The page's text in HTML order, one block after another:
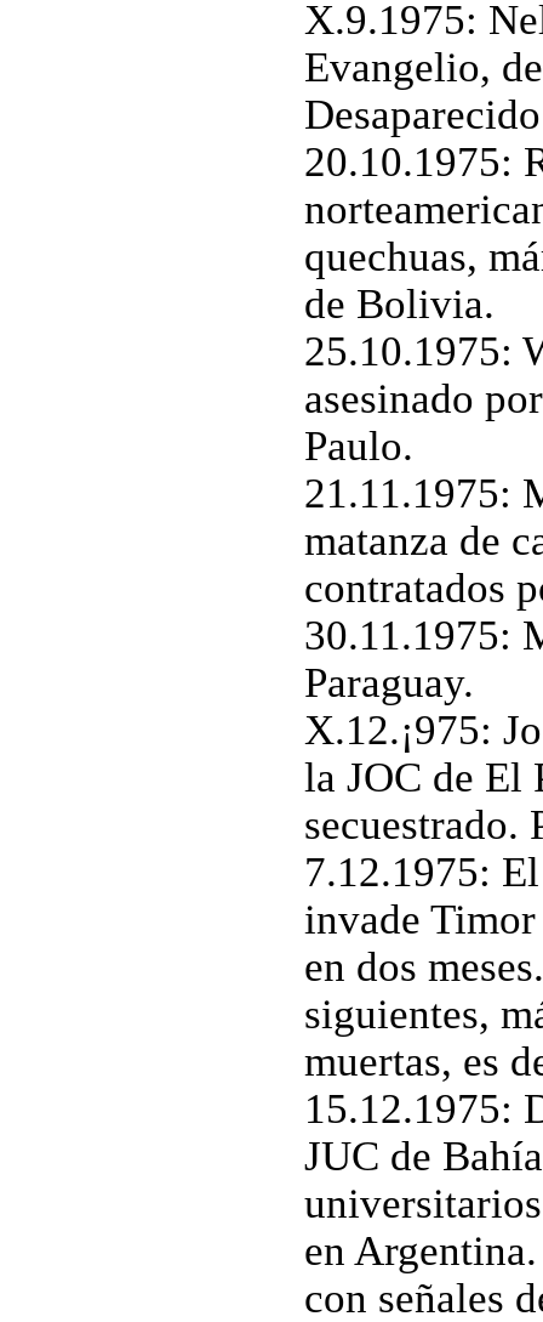
X.9.1975:
Evangelio,
20.10.1975:
quechuas,
de Bolivia.
25.10.1975:
asesinado
Paulo.
21.11.1975:
matanza de
contratados
30.11.1975:
Paraguay.
X.12.¡975:
la JOC de El
secuestrado.
7.12.1975:
invade Timor
en dos
siguientes,
muertas, es
15.12.1975:
JUC de
en
con señales